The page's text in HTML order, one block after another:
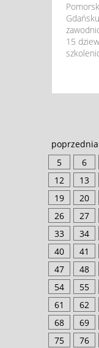
15
poprzednia
5
6
12
13
19
20
26
27
33
34
40
41
47
48
54
55
61
62
68
69
75
76